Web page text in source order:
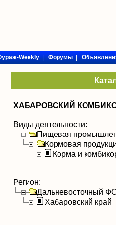
Weekly|Форумы|
ХАБАРОВСКИЙ
Виды деятельности:
Пищевая
Кормовая
Корма и
Регион:
Дальневосточный
Хабаровский край